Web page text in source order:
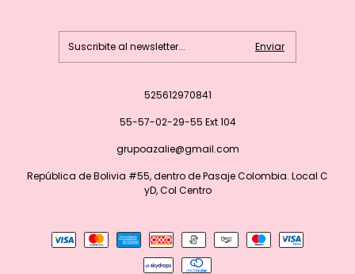
525612970841
55-57-02-29-55 Ext 104
grupoazalie@gmail.com
República de Bolivia #55, dentro de Pasaje Colombia. Local C
yD, Col Centro